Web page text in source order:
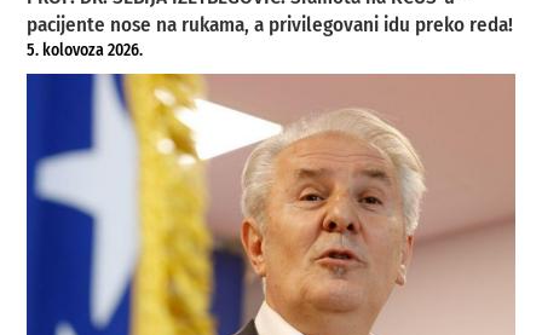
pacijente nose na rukama, a privilegovani idu preko reda!
5. kolovoza 2026.